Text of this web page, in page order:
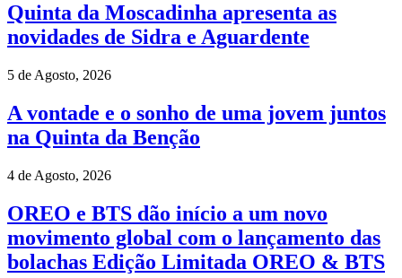
Quinta da Moscadinha apresenta as
novidades de Sidra e Aguardente
5 de Agosto, 2026
A vontade e o sonho de uma jovem juntos
na Quinta da Benção
4 de Agosto, 2026
OREO e BTS dão início a um novo
movimento global com o lançamento das
bolachas Edição Limitada OREO & BTS